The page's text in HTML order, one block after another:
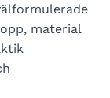
material